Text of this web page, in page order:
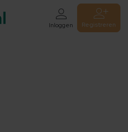
Inloggen Registreren